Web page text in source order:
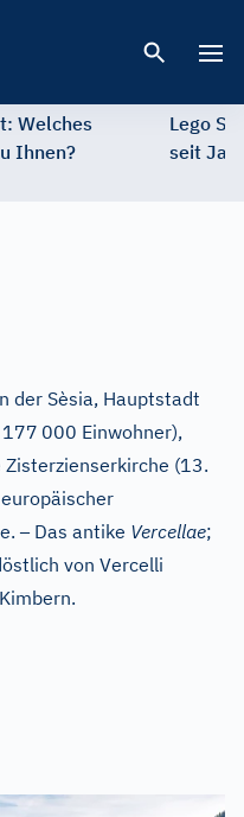
Welches
Ihnen?
Lego
seit
der Sèsia, Hauptstadt
177 000 Einwohner),
(13.
–Das antike Vercellae;
von Vercelli